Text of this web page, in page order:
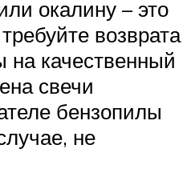
окалину – это
возврата
на качественный
свечи
бензопилы
не